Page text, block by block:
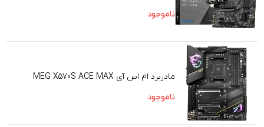
ناموجود
مادربرد ام اس آی MEG X570S ACE MAX
ناموجود